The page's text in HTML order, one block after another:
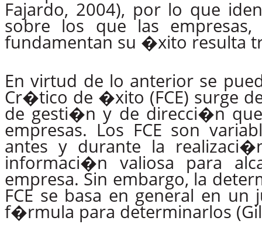
Fajardo, 2004), por lo que
sobre los que las
fundamentan su �xito resulta
En virtud de lo anterior se
Cr�tico de �xito (FCE) surge
de gesti�n y de direcci�n
empresas. Los FCE son
antes y durante la
informaci�n valiosa para
empresa. Sin embargo, la
FCE se basa en general en un
f�rmula para determinarlos